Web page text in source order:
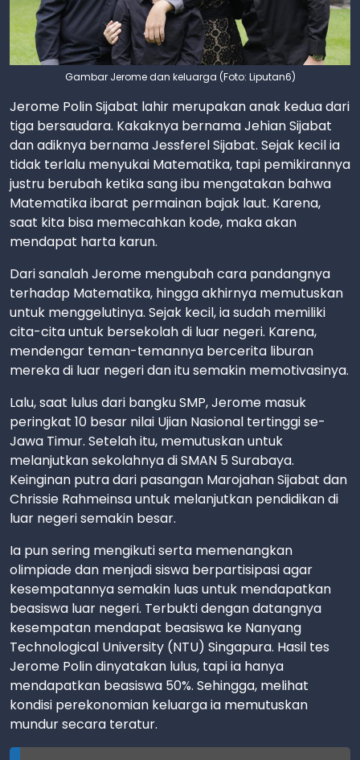
Gambar Jerome dan keluarga (Foto: Liputan6)
Jerome Polin Sijabat lahir merupakan anak kedua dari
tiga bersaudara. Kakaknya bernama Jehian Sijabat
dan adiknya bernama Jessferel Sijabat. Sejak kecil ia
tidak terlalu menyukai Matematika, tapi pemikirannya
justru berubah ketika sang ibu mengatakan bahwa
Matematika ibarat permainan bajak laut. Karena,
saat kita bisa memecahkan kode, maka akan
mendapat harta karun.
Dari sanalah Jerome mengubah cara pandangnya
terhadap Matematika, hingga akhirnya memutuskan
untuk menggelutinya. Sejak kecil, ia sudah memiliki
cita-cita untuk bersekolah di luar negeri. Karena,
mendengar teman-temannya bercerita liburan
mereka di luar negeri dan itu semakin memotivasinya.
Lalu, saat lulus dari bangku SMP, Jerome masuk
peringkat 10 besar nilai Ujian Nasional tertinggi se-
Jawa Timur. Setelah itu, memutuskan untuk
melanjutkan sekolahnya di SMAN 5 Surabaya.
Keinginan putra dari pasangan Marojahan Sijabat dan
Chrissie Rahmeinsa untuk melanjutkan pendidikan di
luar negeri semakin besar.
Ia pun sering mengikuti serta memenangkan
olimpiade dan menjadi siswa berpartisipasi agar
kesempatannya semakin luas untuk mendapatkan
beasiswa luar negeri. Terbukti dengan datangnya
kesempatan mendapat beasiswa ke Nanyang
Technological University (NTU) Singapura. Hasil tes
Jerome Polin dinyatakan lulus, tapi ia hanya
mendapatkan beasiswa 50%. Sehingga, melihat
kondisi perekonomian keluarga ia memutuskan
mundur secara teratur.